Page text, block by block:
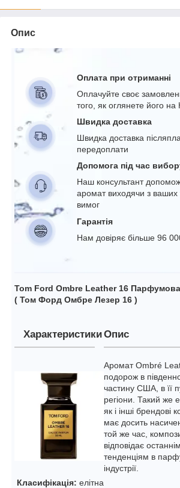
Опис
Оплата при отриманні
Оплачуйте своє
того, як оглянете його на
Швидка доставка
Швидка доставка
передоплати
Допомога під час
Наш консультант
аромат виходячи з ваших
вимог
Гарантія
Нам довіряє більше 96 000
Tom Ford Ombre Leather 16
( Том Форд Омбре Лезер 16 )
Характеристики
Класифікація: елітна
Опис
Аромат Ombré
подорож в
частину США, в її
регіони. Такий же
як і інші брендові
має досить
той же час,
відповідає
тенденціям в
індустрії.